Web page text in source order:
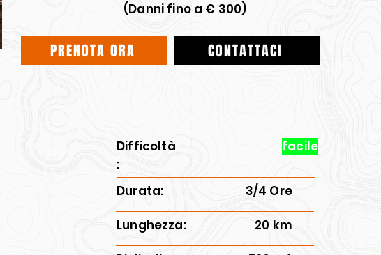
(Danni fino a € 300)
PRENOTA ORA CONTATTACI
Difficoltà
:
facile
Durata: 3/4 Ore
Lunghezza: 20 km